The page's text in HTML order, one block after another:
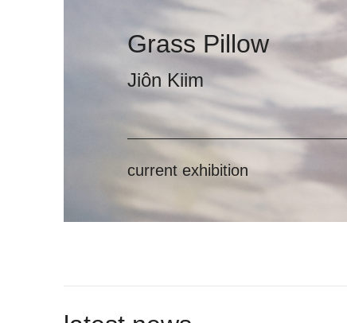
Grass Pillow
Jiôn Kiim
current exhibition